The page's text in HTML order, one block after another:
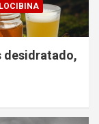
desidratado,